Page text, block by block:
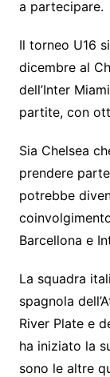
a partecipare.
Il torneo U16
dicembre al
dell’Inter
partite, con
Sia Chelsea
prendere
potrebbe
Barcellona e
La squadra
spagnola
River Plate e
ha iniziato la
sono le altre